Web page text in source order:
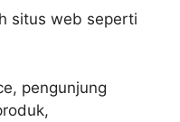
situs web seperti
pengunjung